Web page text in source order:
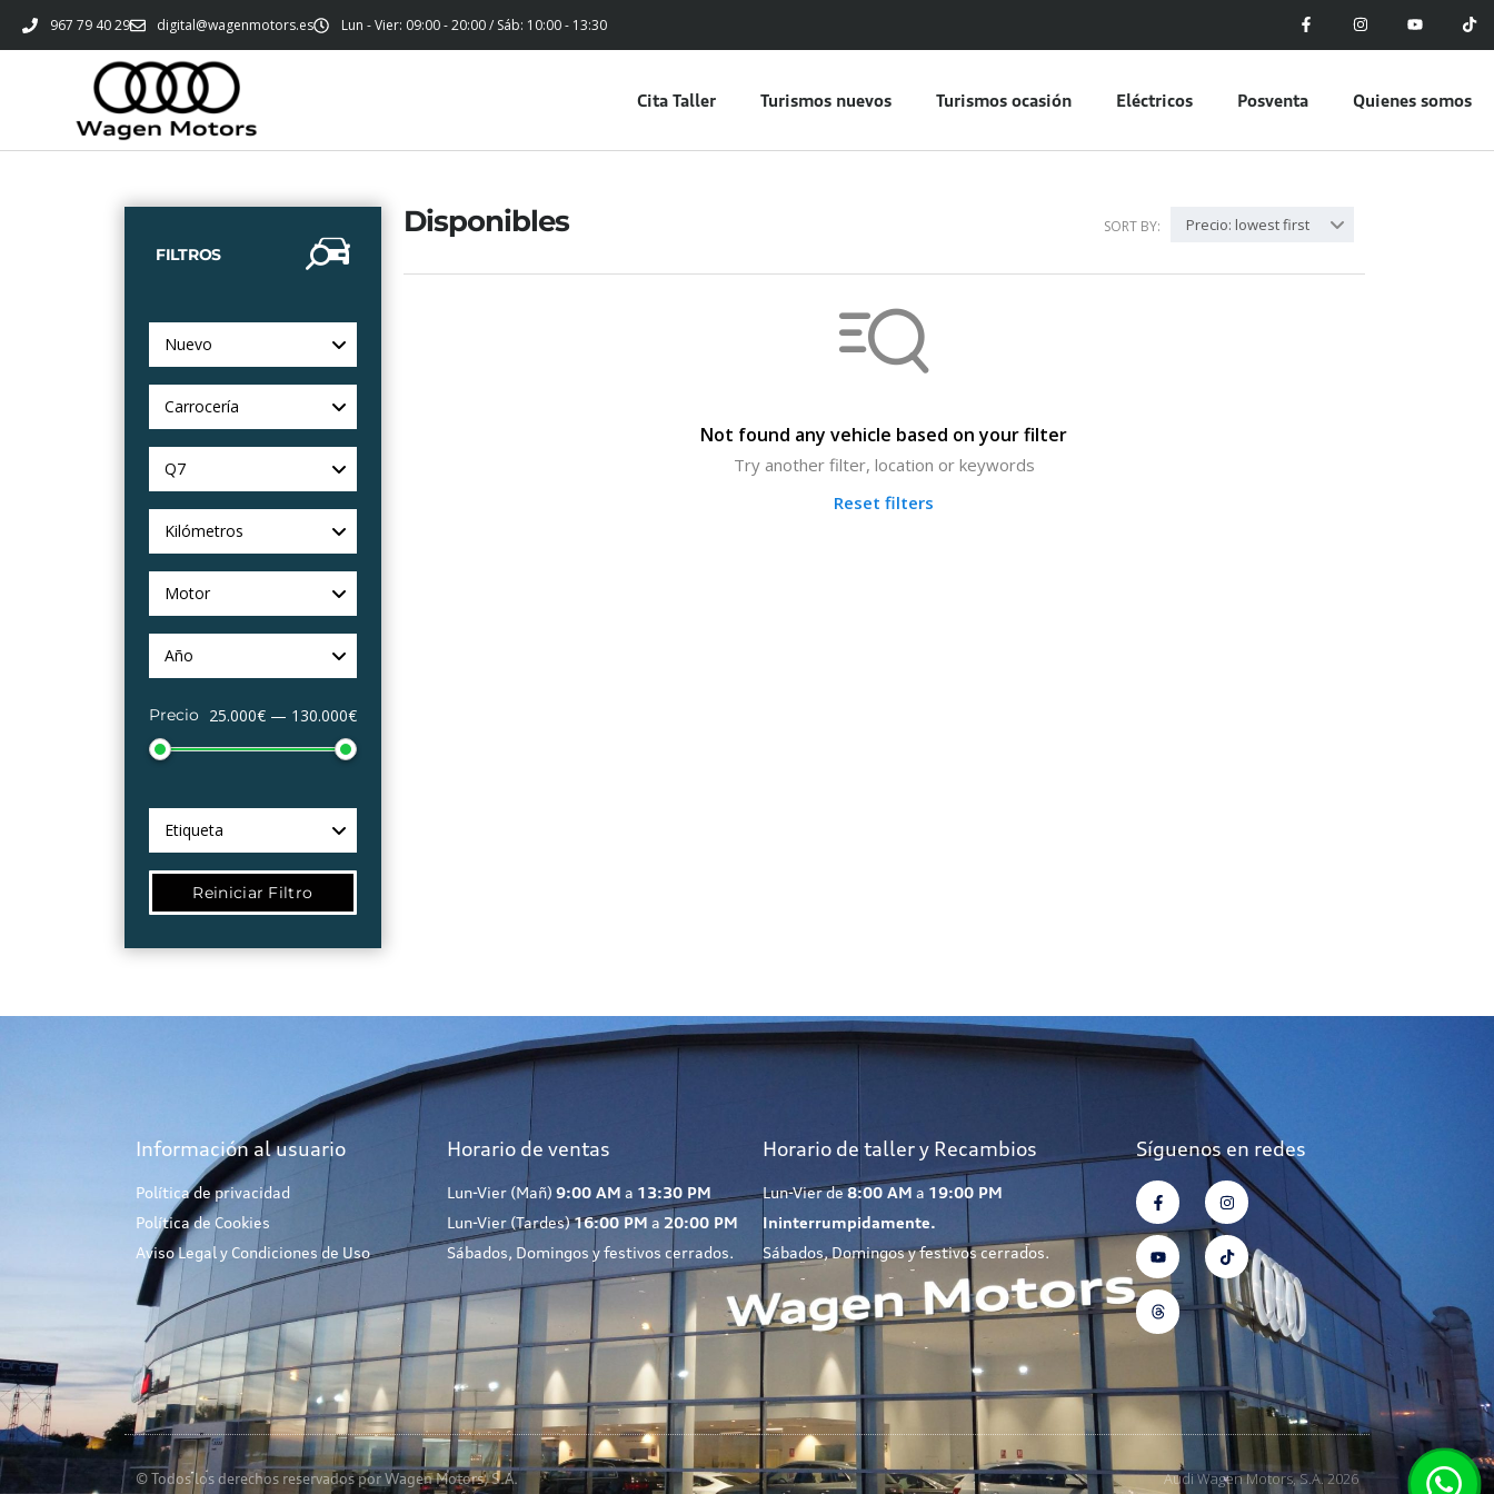
967 79 40 29 digital@wagenmotors.es Lun - Vier: 09:00 - 20:00 / Sáb: 10:00 - 13:30
Cita Taller Turismos nuevos Turismos ocasión Eléctricos Posventa Quienes somos
FILTROS
Nuevo
Carrocería
Q7
Kilómetros
Motor
Año
Precio 25.000€ — 130.000€
Etiqueta
Reiniciar Filtro
Disponibles SORT BY: Precio: lowest first
Not found any vehicle based on your filter
Try another filter, location or keywords
Reset filters
Información al usuario
Política de privacidad
Política de Cookies
Aviso Legal y Condiciones de Uso
Horario de ventas
Lun-Vier (Mañ) 9:00 AM a 13:30 PM
Lun-Vier (Tardes)16:00 PM a 20:00 PM
Sábados, Domingos y festivos cerrados.
Horario de taller y Recambios
Lun-Vier de8:00 AM a 19:00 PM
Ininterrumpidamente.
Sábados, Domingos y festivos cerrados.
Síguenos en redes
© Todos los derechos reservados por Wagen Motors, S.A. Audi Wagen Motors, S.A. 2026